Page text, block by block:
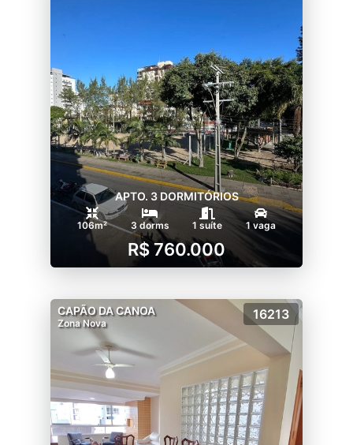
APTO. 3 DORMITÓRIOS
106m² 3 dorms 1 suíte 1 vaga
R$ 760.000
CAPÃO DA CANOA
Zona Nova
16213